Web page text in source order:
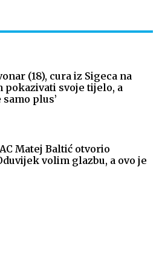
(18), cura iz Sigeca na
pokazivati svoje tijelo, a
plus’
Matej Baltić otvorio
volim glazbu, a ovo je